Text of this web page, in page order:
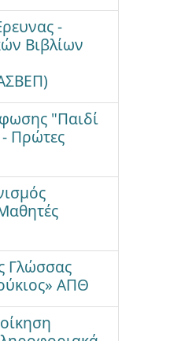
-
Βιβλίων
"Παιδί
Πρώτες
Γλώσσας
ΑΠΘ